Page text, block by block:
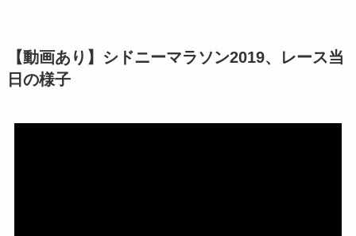
【動画あり】シドニーマラソン2019、レース当
日の様子